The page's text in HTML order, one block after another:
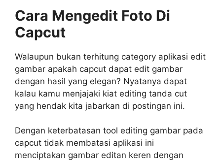
Cara Mengedit Foto Di
Capcut
Walaupun bukan terhitung category aplikasi edit
gambar apakah capcut dapat edit gambar
dengan hasil yang elegan? Nyatanya dapat
kalau kamu menjajaki kiat editing tanda cut
yang hendak kita jabarkan di postingan ini.
Dengan keterbatasan tool editing gambar pada
capcut tidak membatasi aplikasi ini
menciptakan gambar editan keren dengan